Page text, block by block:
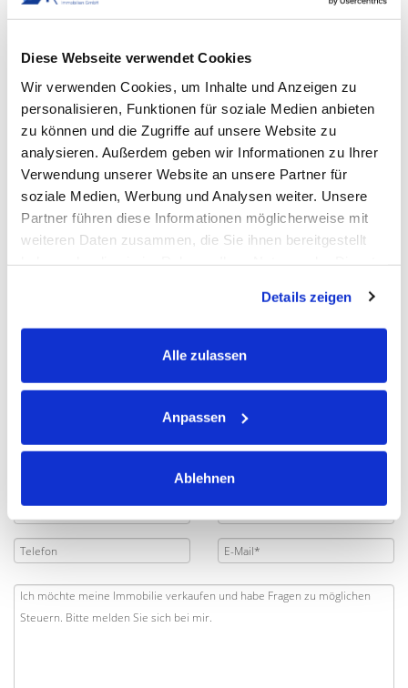
Diese Webseite verwendet Cookies
Wir verwenden Cookies, um Inhalte und Anzeigen zu
personalisieren, Funktionen für soziale Medien anbieten
zu können und die Zugriffe auf unsere Website zu
analysieren. Außerdem geben wir Informationen zu Ihrer
Verwendung unserer Website an unsere Partner für
soziale Medien, Werbung und Analysen weiter. Unsere
Partner führen diese Informationen möglicherweise mit
weiteren Daten zusammen, die Sie ihnen bereitgestellt
Details zeigen
Alle zulassen
Anpassen
Ablehnen
Sie können steuerlich relevant sein, müssen
Kurze Einschätzung zur
Steuersituation
Wenn Sie unsicher sind, ob beim Verkauf Steuern anfallen,
lohnt sich ein kurzer Blick auf Haltedauer und Nutzung. Auf
Wunsch helfen wir dabei, die Fakten sauber zu sortieren,